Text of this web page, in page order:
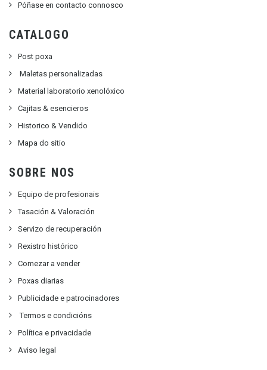
Póñase en contacto connosco
CATALOGO
Post poxa
Maletas personalizadas
Material laboratorio xenolóxico
Cajitas & esencieros
Historico & Vendido
Mapa do sitio
SOBRE NOS
Equipo de profesionais
Tasación & Valoración
Servizo de recuperación
Rexistro histórico
Comezar a vender
Poxas diarias
Publicidade e patrocinadores
Termos e condicións
Política e privacidade
Aviso legal